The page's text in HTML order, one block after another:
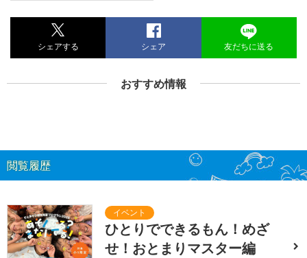
シェアする シェア 友だちに送る
おすすめ情報
閲覧履歴
ひとりでできるもん！めざ
せ！おとまりマスター編